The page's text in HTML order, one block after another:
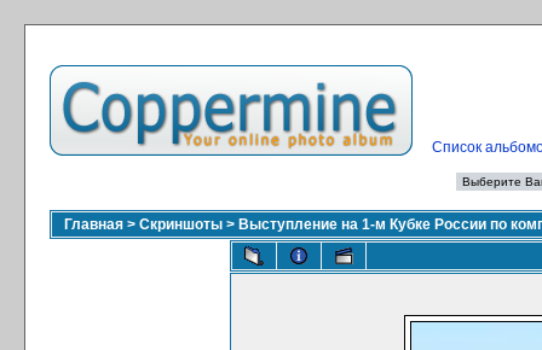
Список
Главная > Скриншоты > Выступление на 1-м Кубке России по